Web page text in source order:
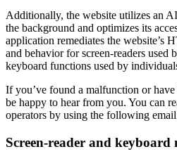
Additionally, the website utilizes an
the background and optimizes its
application remediates the website’s
and behavior for screen-readers used
keyboard functions used by
If you’ve found a malfunction or
be happy to hear from you. You can
operators by using the following email
Screen-reader and keyboard